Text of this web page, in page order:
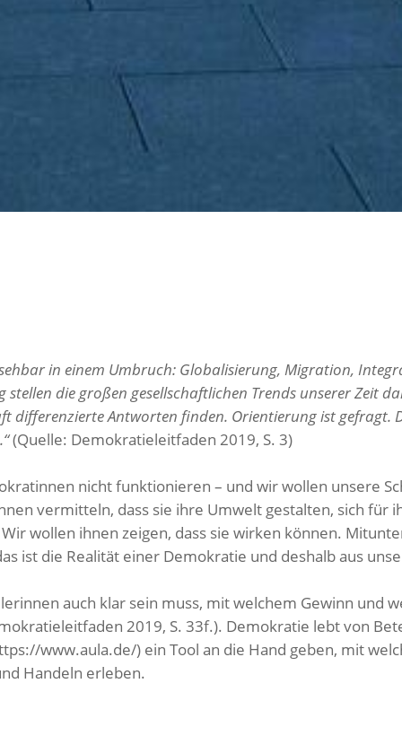
in einem Umbruch: Globalisierung, Migration,
die großen gesellschaftlichen Trends unserer Zeit
differenzierte Antworten finden. Orientierung ist
(Quelle: Demokratieleitfaden 2019, S. 3)
nicht funktionieren – und wir wollen unsere
vermitteln, dass sie ihre Umwelt gestalten, sich für
wollen ihnen zeigen, dass sie wirken können.
ist die Realität einer Demokratie und deshalb aus
auch klar sein muss, mit welchem Gewinn und
2019, S. 33f.). Demokratie lebt von
www.aula.de/) ein Tool an die Hand geben, mit
Handeln erleben.